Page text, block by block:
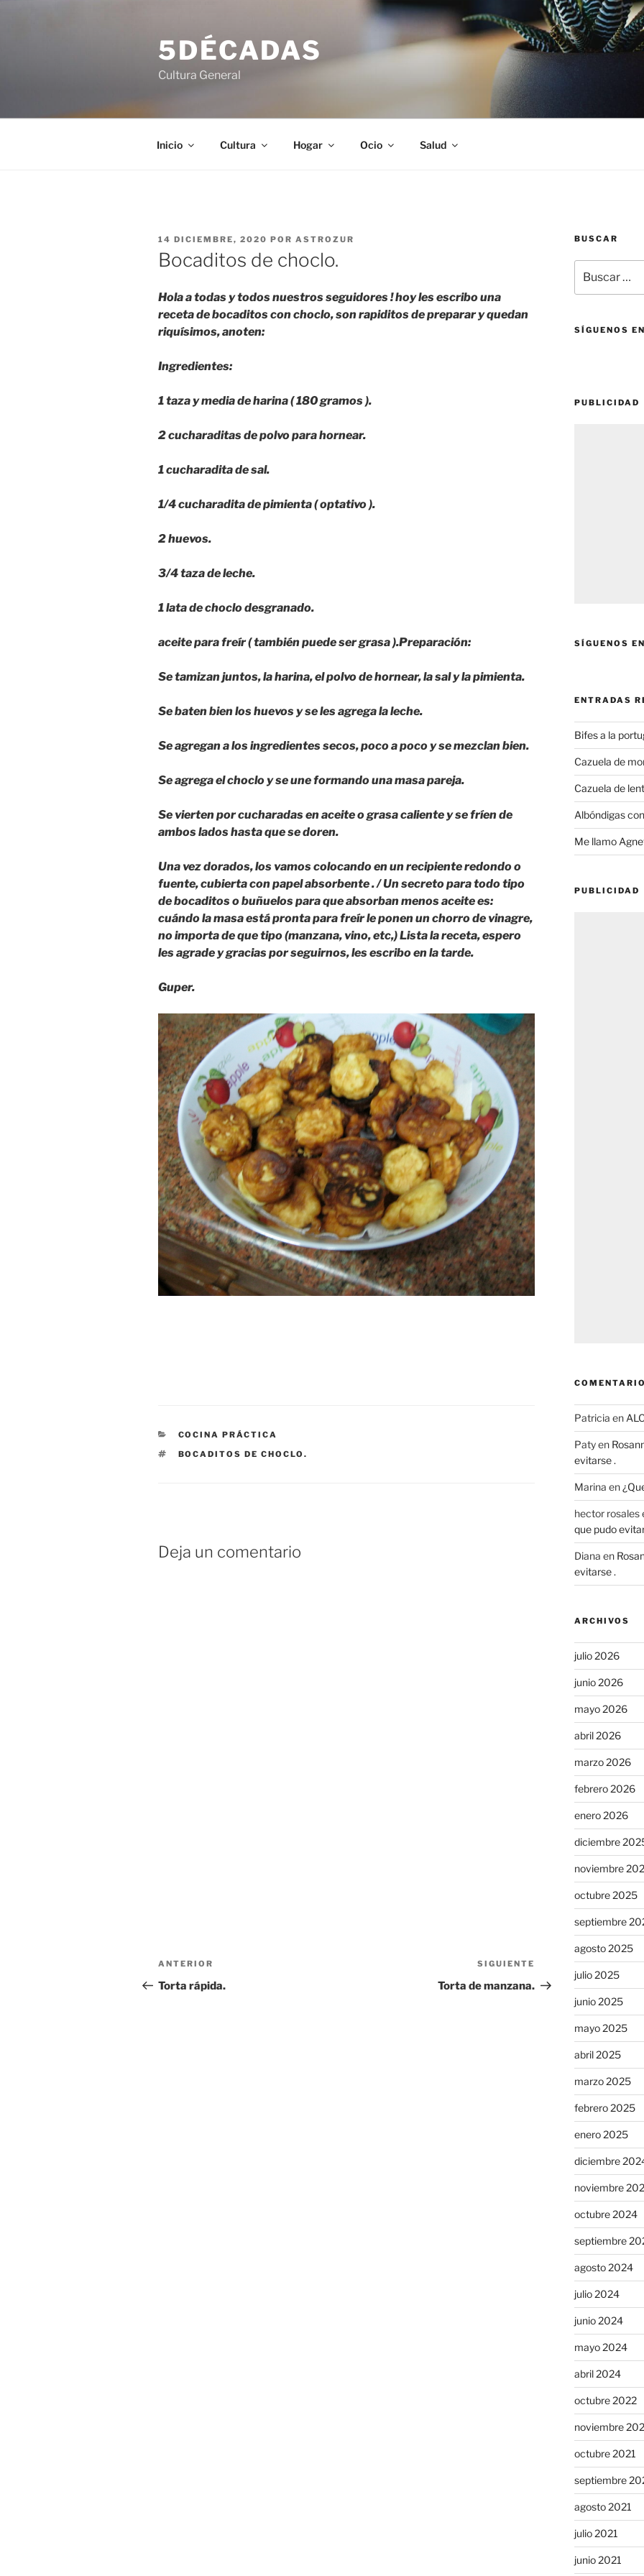
5DÉCADAS
Cultura General
Inicio Cultura Hogar Ocio Salud
PUBLICADO
EL
14 DICIEMBRE, 2020 POR ASTROZUR
Bocaditos de choclo.
Hola a todas y todos nuestros seguidores ! hoy les escribo una
receta de bocaditos con choclo, son rapiditos de preparar y quedan
riquísimos, anoten:
Ingredientes:
1 taza y media de harina ( 180 gramos ).
2 cucharaditas de polvo para hornear.
1 cucharadita de sal.
1/4 cucharadita de pimienta ( optativo ).
2 huevos.
3/4 taza de leche.
1 lata de choclo desgranado.
aceite para freír ( también puede ser grasa ).Preparación:
Se tamizan juntos, la harina, el polvo de hornear, la sal y la pimienta.
Se baten bien los huevos y se les agrega la leche.
Se agregan a los ingredientes secos, poco a poco y se mezclan bien.
Se agrega el choclo y se une formando una masa pareja.
Se vierten por cucharadas en aceite o grasa caliente y se fríen de
ambos lados hasta que se doren.
Una vez dorados, los vamos colocando en un recipiente redondo o
fuente, cubierta con papel absorbente . / Un secreto para todo tipo
de bocaditos o buñuelos para que absorban menos aceite es:
cuándo la masa está pronta para freír le ponen un chorro de vinagre,
no importa de que tipo (manzana, vino, etc,) Lista la receta, espero
les agrade y gracias por seguirnos, les escribo en la tarde.
Guper.
CATEGORÍAS
COCINA PRÁCTICA
ETIQUETAS
BOCADITOS DE CHOCLO.
Deja un comentario
Navegación
de
Entrada
anterior:
ANTERIOR
Torta rápida.
Siguiente
entrada
SIGUIENTE
Torta de manzana.
BUSCAR
por:
SÍGUENOS
PUBLICIDAD
SÍGUENOS
ENTRADAS
Bifes a la
Cazuela de
Cazuela de
Albóndigas
Me llamo
PUBLICIDAD
Patricia en
Patyen
evitarse .
Marina en
hector rosales
que pudo
Diana en
evitarse .
ARCHIVOS
julio 2026
junio 2026
mayo 2026
abril 2026
marzo 2026
febrero 2026
enero 2026
diciembre
noviembre
octubre 2025
septiembre
agosto 2025
julio 2025
junio 2025
mayo 2025
abril 2025
marzo 2025
febrero 2025
enero 2025
diciembre
noviembre
octubre 2024
septiembre
agosto 2024
julio 2024
junio 2024
mayo 2024
abril 2024
octubre 2022
noviembre
octubre 2021
septiembre
agosto 2021
julio 2021
junio 2021